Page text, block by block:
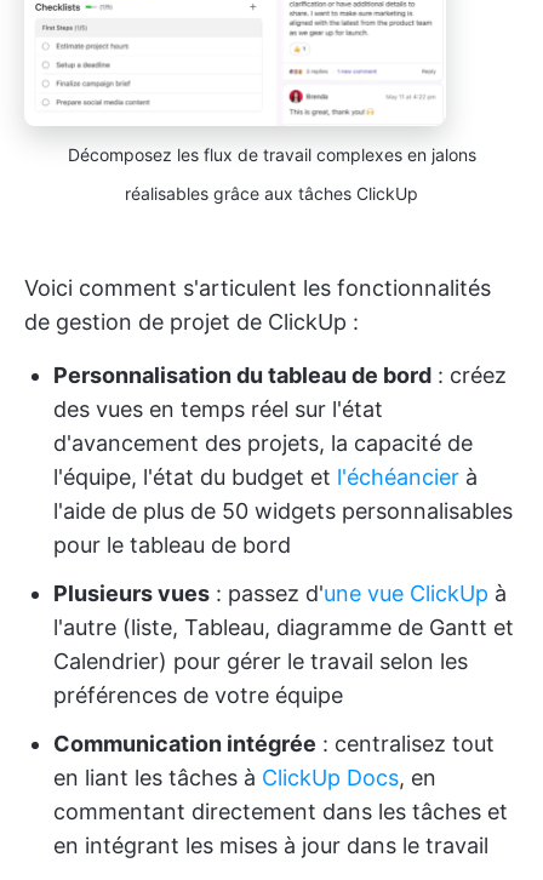
Décomposez les flux de travail complexes en jalons
réalisables grâce aux tâches ClickUp
Voici comment s'articulent les fonctionnalités
de gestion de projet de ClickUp :
Personnalisation du tableau de bord : créez
des vues en temps réel sur l'état
d'avancement des projets, la capacité de
l'équipe, l'état du budget et l'échéancier à
l'aide de plus de 50 widgets personnalisables
pour le tableau de bord
Plusieurs vues : passez d'une vue ClickUp à
l'autre (liste, Tableau, diagramme de Gantt et
Calendrier) pour gérer le travail selon les
préférences de votre équipe
Communication intégrée : centralisez tout
en liant les tâches à ClickUp Docs, en
commentant directement dans les tâches et
en intégrant les mises à jour dans le travail